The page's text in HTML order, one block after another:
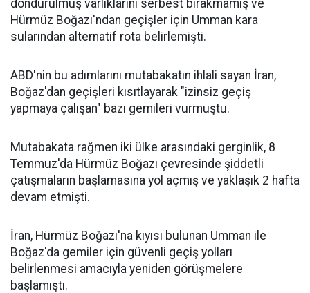
dondurulmuş varlıklarını serbest bırakmamış ve
Hürmüz Boğazı'ndan geçişler için Umman kara
sularından alternatif rota belirlemişti.
ABD'nin bu adımlarını mutabakatın ihlali sayan İran,
Boğaz'dan geçişleri kısıtlayarak "izinsiz geçiş
yapmaya çalışan" bazı gemileri vurmuştu.
Mutabakata rağmen iki ülke arasındaki gerginlik, 8
Temmuz'da Hürmüz Boğazı çevresinde şiddetli
çatışmaların başlamasına yol açmış ve yaklaşık 2 hafta
devam etmişti.
İran, Hürmüz Boğazı'na kıyısı bulunan Umman ile
Boğaz'da gemiler için güvenli geçiş yolları
belirlenmesi amacıyla yeniden görüşmelere
başlamıştı.